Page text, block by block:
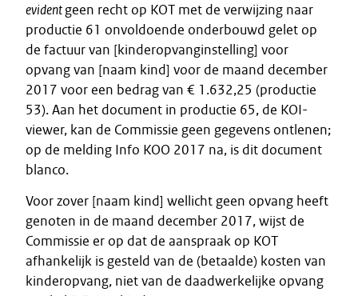
evidentgeen recht op KOT met de verwijzing naar
productie 61 onvoldoende onderbouwd gelet op
de factuur van [kinderopvanginstelling] voor
opvang van [naam kind] voor de maand december
2017 voor een bedrag van € 1.632,25 (productie
53). Aan het document in productie 65, de KOI-
viewer, kan de Commissie geen gegevens ontlenen;
op de melding Info KOO 2017 na, is dit document
blanco.
Voor zover [naam kind] wellicht geen opvang heeft
genoten in de maand december 2017, wijst de
Commissie er op dat de aanspraak op KOT
afhankelijk is gesteld van de (betaalde) kosten van
kinderopvang, niet van de daadwerkelijke opvang